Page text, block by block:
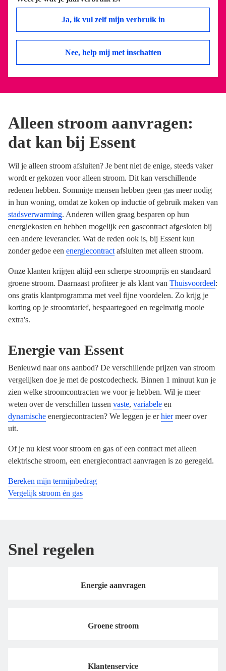
Ja, ik vul zelf mijn verbruik in
Nee, help mij met inschatten
Alleen stroom aanvragen:
dat kan bij Essent
Wil je alleen stroom afsluiten? Je bent niet de enige, steeds vaker
wordt er gekozen voor alleen stroom. Dit kan verschillende
redenen hebben. Sommige mensen hebben geen gas meer nodig
in hun woning, omdat ze koken op inductie of gebruik maken van
stadsverwarming. Anderen willen graag besparen op hun
energiekosten en hebben mogelijk een gascontract afgesloten bij
een andere leverancier. Wat de reden ook is, bij Essent kun
zonder gedoe een energiecontract afsluiten met alleen stroom.
Onze klanten krijgen altijd een scherpe stroomprijs en standaard
groene stroom. Daarnaast profiteer je als klant van Thuisvoordeel:
ons gratis klantprogramma met veel fijne voordelen. Zo krijg je
korting op je stroomtarief, bespaartegoed en regelmatig mooie
extra's.
Energie van Essent
Benieuwd naar ons aanbod? De verschillende prijzen van stroom
vergelijken doe je met de postcodecheck. Binnen 1 minuut kun je
zien welke stroomcontracten we voor je hebben. Wil je meer
weten over de verschillen tussen vaste, variabele en
dynamische energiecontracten? We leggen je erhiermeer over
uit.
Of je nu kiest voor stroom en gas of een contract met alleen
elektrische stroom, een energiecontract aanvragen is zo geregeld.
Bereken mijn termijnbedrag
Vergelijk stroom én gas
Snel regelen
Energie aanvragen
Groene stroom
Klantenservice